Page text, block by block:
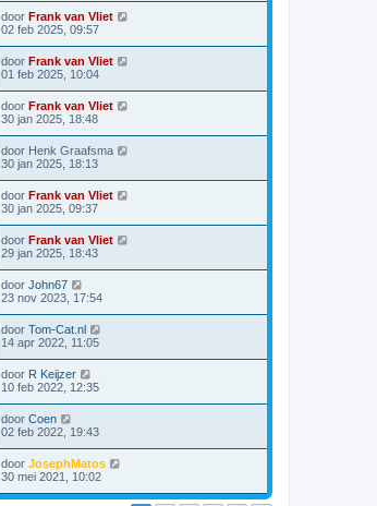
door Frank van Vliet
02 feb 2025, 09:57
door Frank van Vliet
01 feb 2025, 10:04
door Frank van Vliet
30 jan 2025, 18:48
door Henk Graafsma
30 jan 2025, 18:13
door Frank van Vliet
30 jan 2025, 09:37
door Frank van Vliet
29 jan 2025, 18:43
door John67
23 nov 2023, 17:54
door Tom-Cat.nl
14 apr 2022, 11:05
door R Keijzer
10 feb 2022, 12:35
door Coen
02 feb 2022, 19:43
door JosephMatos
30 mei 2021, 10:02